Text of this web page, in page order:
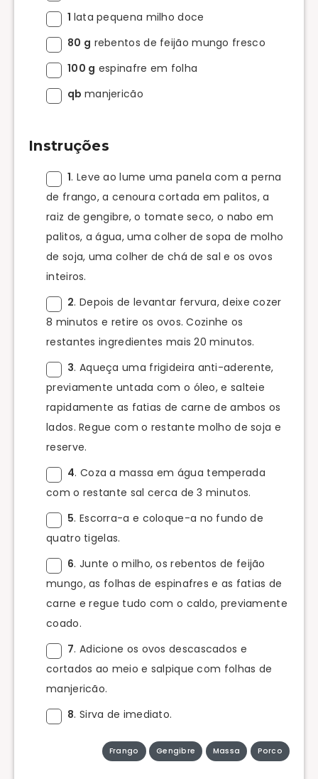
1 lata pequena milho doce
80 g rebentos de feijão mungo fresco
100 g espinafre em folha
qb manjericão
Instruções
1. Leve ao lume uma panela com a perna
de frango, a cenoura cortada em palitos, a
raiz de gengibre, o tomate seco, o nabo em
palitos, a água, uma colher de sopa de molho
de soja, uma colher de chá de sal e os ovos
inteiros.
2. Depois de levantar fervura, deixe cozer
8 minutos e retire os ovos. Cozinhe os
restantes ingredientes mais 20 minutos.
3. Aqueça uma frigideira anti-aderente,
previamente untada com o óleo, e salteie
rapidamente as fatias de carne de ambos os
lados. Regue com o restante molho de soja e
reserve.
4. Coza a massa em água temperada
com o restante sal cerca de 3 minutos.
5. Escorra-a e coloque-a no fundo de
quatro tigelas.
6. Junte o milho, os rebentos de feijão
mungo, as folhas de espinafres e as fatias de
carne e regue tudo com o caldo, previamente
coado.
7. Adicione os ovos descascados e
cortados ao meio e salpique com folhas de
manjericão.
8. Sirva de imediato.
Frango Gengibre Massa Porco